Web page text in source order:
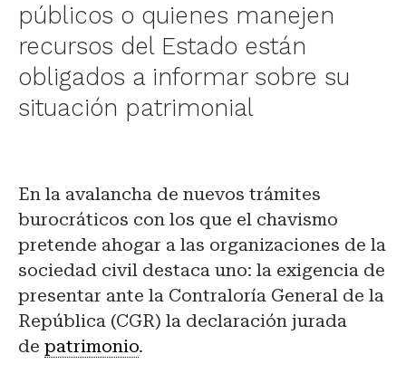
públicos o quienes manejen
recursos del Estado están
obligados a informar sobre su
situación patrimonial
En la avalancha de nuevos trámites
burocráticos con los que el chavismo
pretende ahogar a las organizaciones de la
sociedad civil destaca uno: la exigencia de
presentar ante la Contraloría General de la
República (CGR) la declaración jurada
de patrimonio.